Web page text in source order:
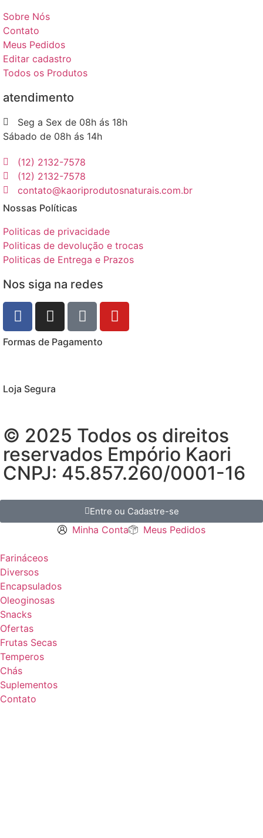
Sobre Nós
Contato
Meus Pedidos
Editar cadastro
Todos os Produtos
atendimento
Seg a Sex de 08h ás 18h
Sábado de 08h ás 14h
(12) 2132-7578
(12) 2132-7578
contato@kaoriprodutosnaturais.com.br
Nossas Políticas
Politicas de privacidade
Politicas de devolução e trocas
Politicas de Entrega e Prazos
Nos siga na redes
Formas de Pagamento
Loja Segura
© 2025 Todos os direitos
reservados Empório Kaori
CNPJ: 45.857.260/0001-16
Entre ou Cadastre-se
Minha Conta Meus Pedidos
Farináceos
Diversos
Encapsulados
Oleoginosas
Snacks
Ofertas
Frutas Secas
Temperos
Chás
Suplementos
Contato